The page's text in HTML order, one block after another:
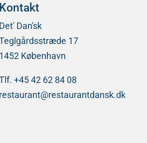
Kontakt
Det' Dan'sk
17
1452 København
+45 42 62 84 08
restaurant@restaurantdansk.dk